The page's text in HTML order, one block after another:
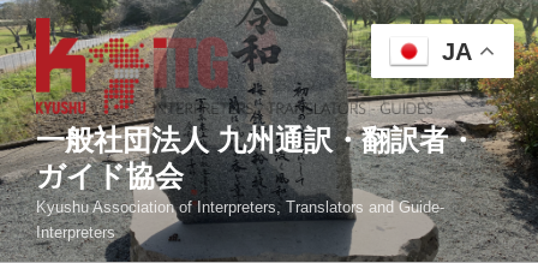
コ
ン
テ
ン
ツ
へ
ス
キ
ッ
一般社団法人 九州通訳・翻訳者・
ガイド協会
Kyushu Association of Interpreters, Translators and Guide-
Interpreters
JA